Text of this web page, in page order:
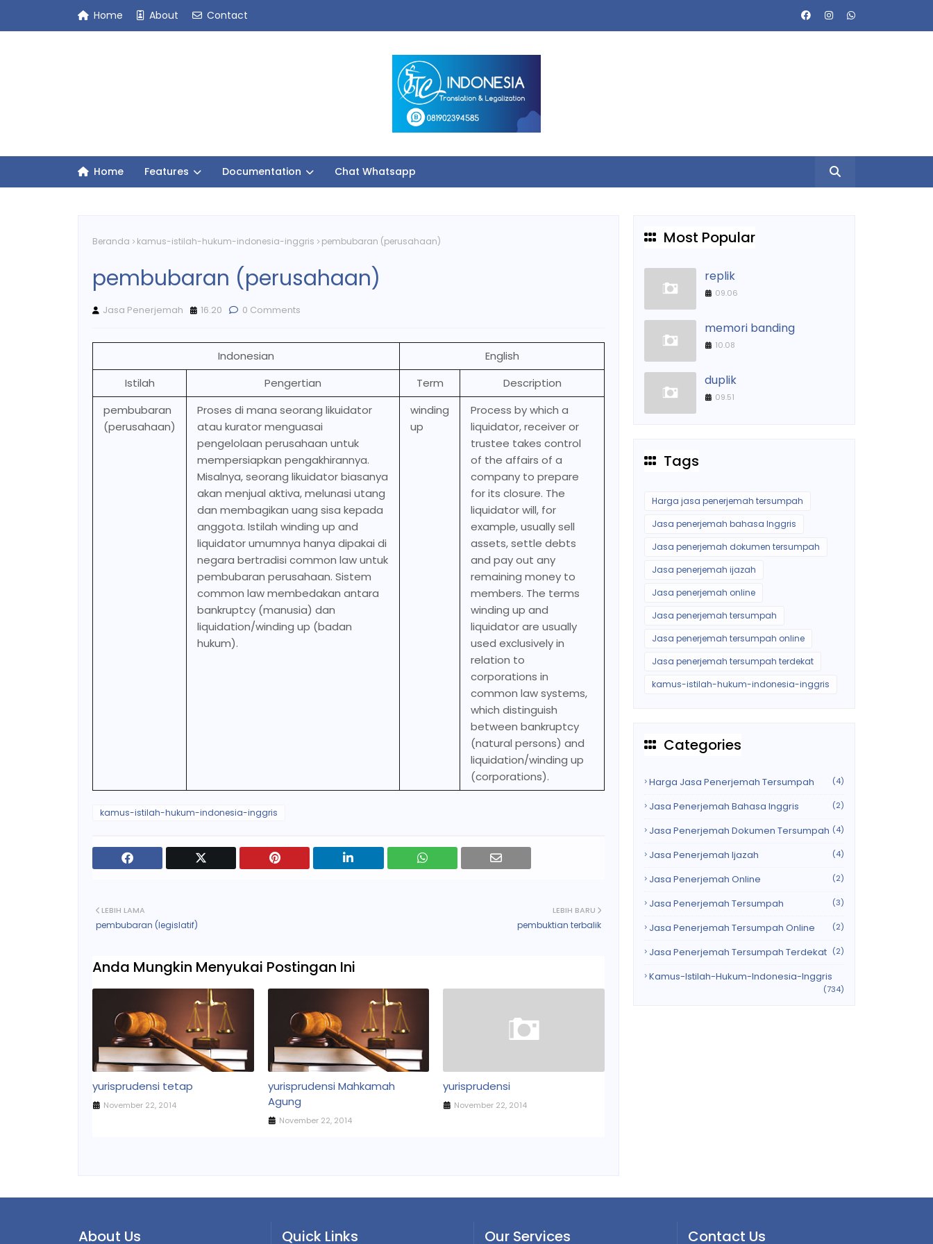
Home About Contact
Home Features Documentation Chat Whatsapp
Beranda kamus-istilah-hukum-indonesia-inggris pembubaran (perusahaan)
pembubaran (perusahaan)
Jasa Penerjemah 16.20 0 Comments
Indonesian
English
Istilah
Pengertian Term
Description
pembubaran
(perusahaan)
Proses di mana seorang likuidator
atau kurator menguasai
pengelolaan perusahaan untuk
mempersiapkan pengakhirannya.
Misalnya, seorang likuidator biasanya
akan menjual aktiva, melunasi utang
dan membagikan uang sisa kepada
anggota. Istilah winding up and
liquidator umumnya hanya dipakai di
negara bertradisi common law untuk
pembubaran perusahaan. Sistem
common law membedakan antara
bankruptcy (manusia) dan
liquidation/winding up (badan
hukum).
winding
up
Process by which a
liquidator, receiver or
trustee takes control
of the affairs of a
company to prepare
for its closure. The
liquidator will, for
example, usually sell
assets, settle debts
and pay out any
remaining money to
members. The terms
winding up and
liquidator are usually
used exclusively in
relation to
corporations in
common law systems,
which distinguish
between bankruptcy
(natural persons) and
liquidation/winding up
(corporations).
kamus-istilah-hukum-indonesia-inggris
LEBIH BARU
pembuktian terbalik
LEBIH LAMA
pembubaran (legislatif)
Anda Mungkin Menyukai Postingan Ini
yurisprudensi tetap
November 22, 2014
yurisprudensi Mahkamah
Agung
November 22, 2014
yurisprudensi
November 22, 2014
Most Popular
replik
09.06
memori banding
10.08
duplik
09.51
Tags
Harga jasa penerjemah tersumpah
Jasa penerjemah bahasa Inggris
Jasa penerjemah dokumen tersumpah
Jasa penerjemah ijazah
Jasa penerjemah online
Jasa penerjemah tersumpah
Jasa penerjemah tersumpah online
Jasa penerjemah tersumpah terdekat
kamus-istilah-hukum-indonesia-inggris
Categories
Harga Jasa Penerjemah Tersumpah (4)
Jasa Penerjemah Bahasa Inggris (2)
Jasa Penerjemah Dokumen Tersumpah (4)
Jasa Penerjemah Ijazah (4)
Jasa Penerjemah Online (2)
Jasa Penerjemah Tersumpah (3)
Jasa Penerjemah Tersumpah Online (2)
Jasa Penerjemah Tersumpah Terdekat (2)
Kamus-Istilah-Hukum-Indonesia-Inggris
(734)
About Us Quick Links Our Services Contact Us